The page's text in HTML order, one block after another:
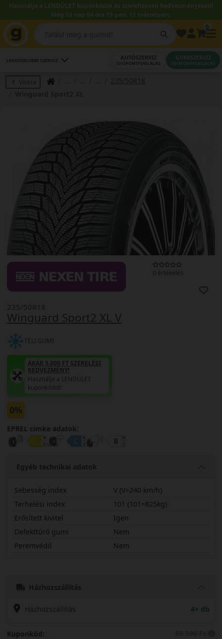
Használja a LENDÜLET kuponkódot és szereltessen kedvezményesen!
Még 53 nap 04 óra 19 perc 12 másodperc.
LEGKÖZELEBBI SZERVIZ AUTÓSZERVIZ
IDŐPONTFOGLALÁS
GUMISZERVIZ
IDŐPONTFOGLALÁS
Vissza
235/50R18
0 értékelés
Winguard Sport2 XL V
235/50R18
TÉLI GUMI
AKÁR 5.000 FT SZERELÉSI
KEDVEZMÉNY!
Használja a LENDÜLET
kuponkódot!
0%
EPREL cimke adatok:
Egyéb technikai adatok
Sebesség index
V (V=240 km/h)
Terhelési index
101 (101=825kg)
Erősített kivitel
Igen
Defekttűrő gumi
Nem
Peremvédő
Nem
Házhozszállítás
Házhozszállítás 4+ db
Kuponkód: